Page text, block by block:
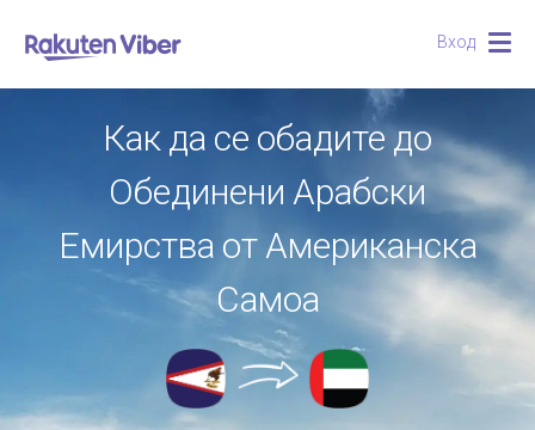
Вход
Как да се обадите до
Обединени Арабски
Емирства от Американска
Самоа